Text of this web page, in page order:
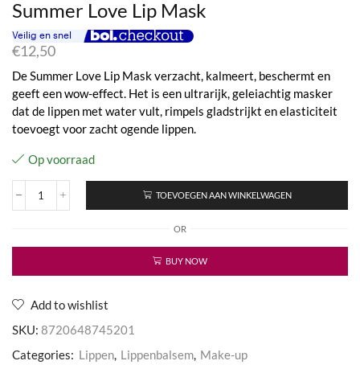
Summer Love Lip Mask
€12,50
De Summer Love Lip Mask verzacht, kalmeert, beschermt en
geeft een wow-effect. Het is een ultrarijk, geleiachtig masker
dat de lippen met water vult, rimpels gladstrijkt en elasticiteit
toevoegt voor zacht ogende lippen.
Op voorraad
Summer Love Lip Mask
TOEVOEGEN AAN WINKELWAGEN
OR
BUY NOW
Add to wishlist
SKU: 8720648745201
Categories: Lippen, Lippenbalsem, Make-up